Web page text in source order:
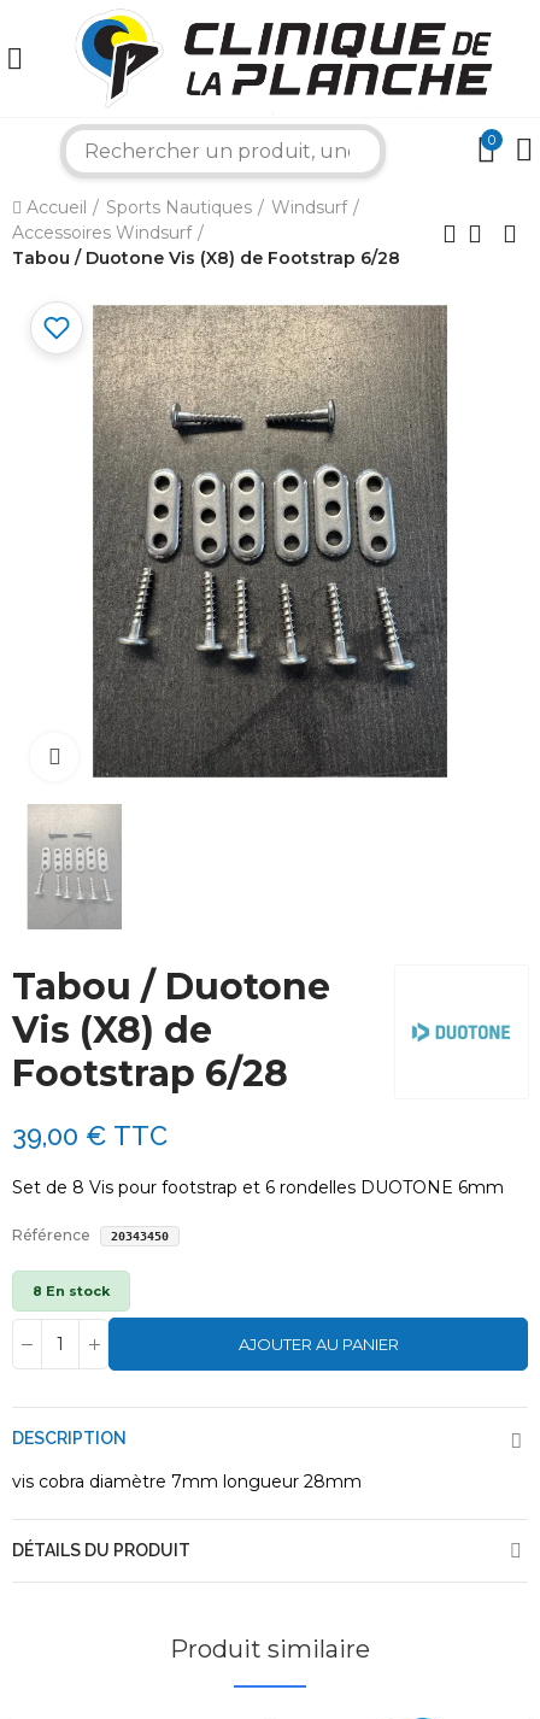
0
Accueil Sports Nautiques
Windsurf
Accessoires Windsurf
Tabou / Duotone Vis (X8) de Footstrap 6/28
Cliquez pour agrandir
Tabou / Duotone
Vis (X8) de
Footstrap 6/28
39,00 € TTC
Set de 8 Vis pour footstrap et 6 rondelles DUOTONE 6mm
Référence 20343450
8 En stock
AJOUTER AU PANIER
DESCRIPTION
vis cobra diamètre 7mm longueur 28mm
DÉTAILS DU PRODUIT
Produit similaire
×
Bonjour ! Je suis votre expert nautique.
Comment puis-je vous aider aujourd'hui ?